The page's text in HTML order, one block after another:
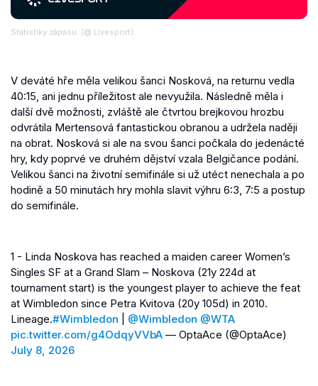
Statistiky zápasu. (@ Livesport)
V deváté hře měla velikou šanci Nosková, na returnu vedla
40:15, ani jednu příležitost ale nevyužila. Následně měla i
další dvě možnosti, zvláště ale čtvrtou brejkovou hrozbu
odvrátila Mertensová fantastickou obranou a udržela naději
na obrat. Nosková si ale na svou šanci počkala do jedenácté
hry, kdy poprvé ve druhém dějství vzala Belgičance podání.
Velikou šanci na životní semifinále si už utéct nenechala a po
hodině a 50 minutách hry mohla slavit výhru 6:3, 7:5 a postup
do semifinále.
1 - Linda Noskova has reached a maiden career Women’s
Singles SF at a Grand Slam – Noskova (21y 224d at
tournament start) is the youngest player to achieve the feat
at Wimbledon since Petra Kvitova (20y 105d) in 2010.
Lineage.#Wimbledon @Wimbledon @WTA
pic.twitter.com/g4OdqyVVbA — OptaAce (@OptaAce)
July 8, 2026